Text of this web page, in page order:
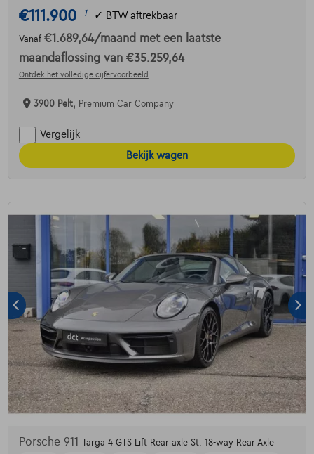
€111.900 1 ✓ BTW aftrekbaar
Vanaf €1.689,64/maand met een laatste
maandaflossing van €35.259,64
Ontdek het volledige cijfervoorbeeld
3900 Pelt, Premium Car Company
Vergelijk
Bekijk wagen
Porsche 911
Targa 4 GTS Lift Rear axle St. 18-way Rear Axle